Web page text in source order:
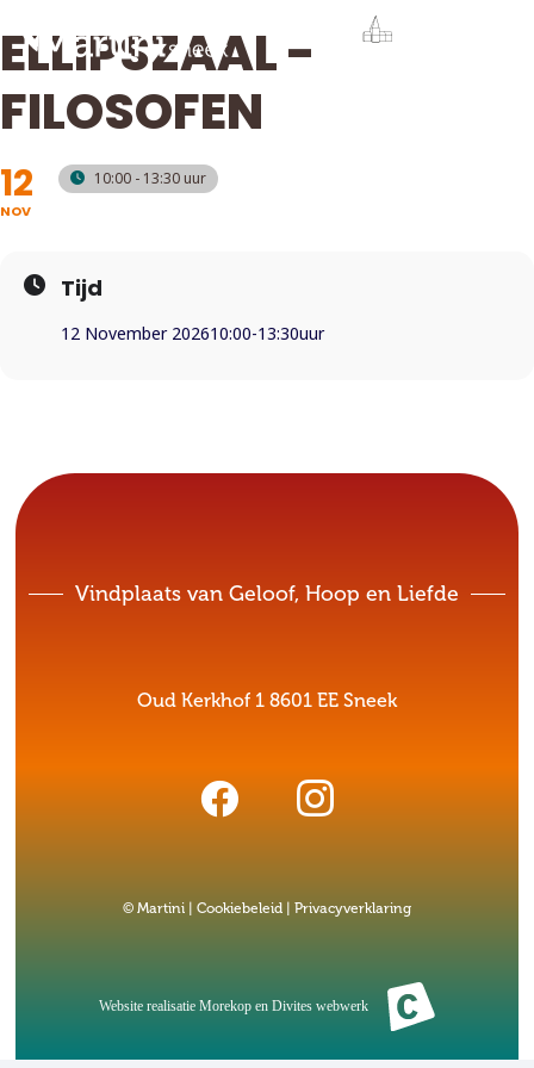
ELLIPSZAAL -
FILOSOFEN
12
NOV
10:00 - 13:30
Tijd
12 November 202610:00-13:30
Vindplaats van Geloof, Hoop en Liefde
Oud Kerkhof 1 8601 EE Sneek
© Martini | Cookiebeleid Privacyverklaring
Website realisatie Morekop en Divites webwerk